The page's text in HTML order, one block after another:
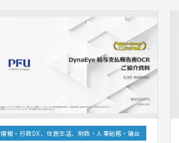
情報・行政DX、住民生活、財政・人事総務・議会